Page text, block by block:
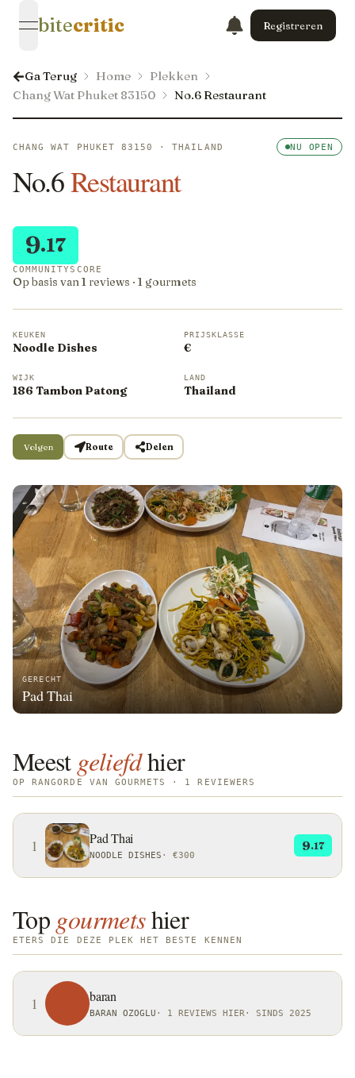
open navigation menu
bitecritic Registreren
Ga Terug Home
Plekken
Chang Wat Phuket 83150
No.6 Restaurant
GERECHT
Pad Thai
CHANG WAT PHUKET 83150 · THAILAND NU OPEN
No.6Restaurant
9.17
COMMUNITYSCORE
Op basis van 1 reviews · 1 gourmets
KEUKEN
Noodle Dishes
PRIJSKLASSE
€
WIJK
186 Tambon Patong
LAND
Thailand
Volgen Route Delen
Meest geliefdhier
OP RANGORDE VAN GOURMETS · 1 REVIEWERS
1 Pad Thai
NOODLE DISHES · €300
9.17
Top gourmetshier
ETERS DIE DEZE PLEK HET BESTE KENNEN
1 baran
BARAN OZOGLU · 1 REVIEWS HIER · SINDS 2025